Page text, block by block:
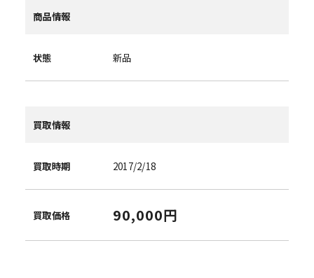
商品情報
状態 新品
買取情報
買取時期 2017/2/18
買取価格 90,000円